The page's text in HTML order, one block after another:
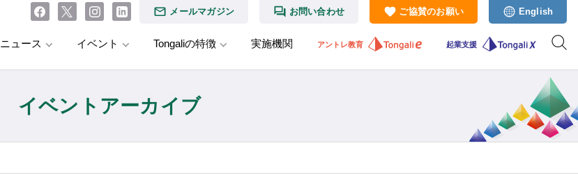
メールマガジン お問い合わせ ご協賛のお願い English
ニュース イベント Tongaliの特徴 実施機関 アントレ教育 起業支援
イベントアーカイブ